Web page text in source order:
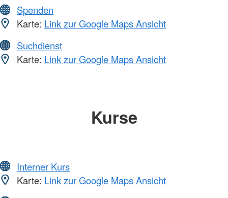
Spenden
Karte: Link zur Google Maps Ansicht
Suchdienst
Karte: Link zur Google Maps Ansicht
Kurse
Interner Kurs
Karte: Link zur Google Maps Ansicht